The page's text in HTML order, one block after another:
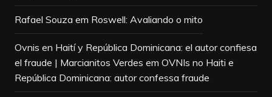
Rafael Souza em Roswell: Avaliando o mito
Ovnis en Haití y República Dominicana: el autor confiesa
el fraude | Marcianitos Verdes em OVNIs no Haiti e
República Dominicana: autor confessa fraude